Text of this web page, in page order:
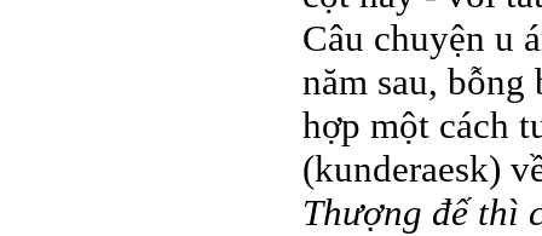
Câu chuyện u
năm sau,
hợp một cách
(kunderaesk)
Thượng đế thì